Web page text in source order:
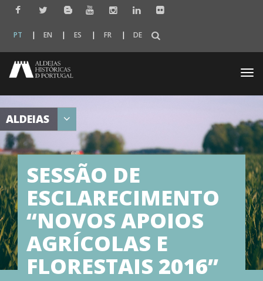
PT EN ES FR DE
ALDEIAS
SESSÃO DE
ESCLARECIMENTO
“NOVOS APOIOS
AGRÍCOLAS E
FLORESTAIS 2016”